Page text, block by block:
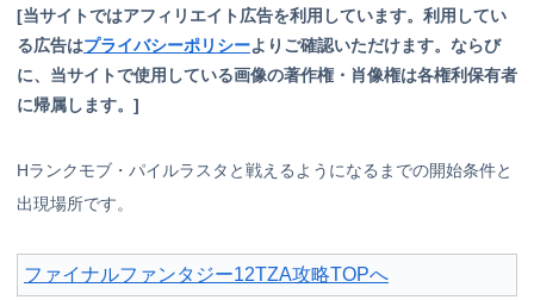
[当サイトではアフィリエイト広告を利用しています。利用してい
る広告はプライバシーポリシーよりご確認いただけます。ならび
に、当サイトで使用している画像の著作権・肖像権は各権利保有者
に帰属します。]
Hランクモブ・パイルラスタと戦えるようになるまでの開始条件と
出現場所です。
ファイナルファンタジー12TZA攻略TOPへ